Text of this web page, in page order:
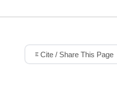
Cite / Share This Page